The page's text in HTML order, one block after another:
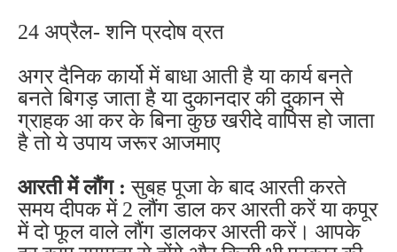
24 अप्रैल- शनि प्रदोष व्रत
अगर दैनिक कार्यो में बाधा आती है या कार्य बनते
बनते बिगड़ जाता है या दुकानदार की दुकान से
ग्राहक आ कर के बिना कुछ खरीदे वापिस हो जाता
है तो ये उपाय जरूर आजमाए
आरती में लौंग : सुबह पूजा के बाद आरती करते
समय दीपक में 2 लौंग डाल कर आरती करें या कपूर
में दो फूल वाले लौंग डालकर आरती करें। आपके